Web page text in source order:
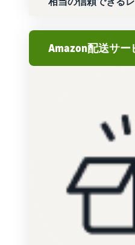
Amazon配送サー